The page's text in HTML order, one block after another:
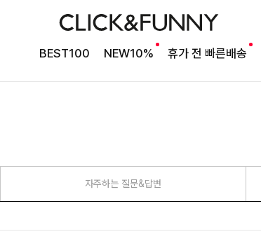
BEST100 NEW10% 휴가 전 빠른배송
자주하는 질문&답변